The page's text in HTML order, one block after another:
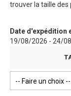
trouver la taille des
Date d'expédition
19/08/2026 - 24/